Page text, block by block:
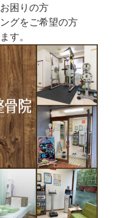
困りの方
グをご希望の方
す。